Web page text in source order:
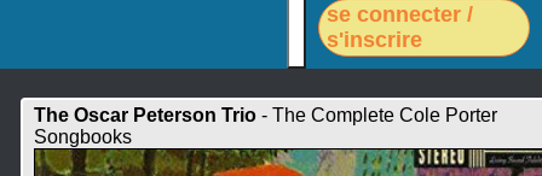
se connecter /
s'inscrire
The Oscar Peterson Trio- The Complete Cole Porter
Songbooks